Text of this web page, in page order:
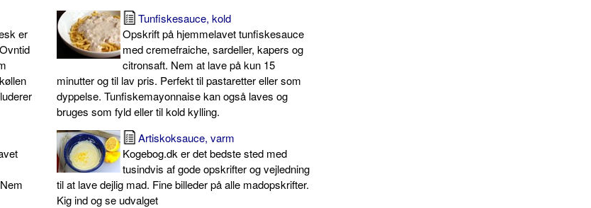
er
Tunfiskesauce, kold
Opskrift på hjemmelavet tunfiskesauce
med cremefraiche, sardeller, kapers og
citronsaft. Nem at lave på kun 15
minutter og til lav pris. Perfekt til pastaretter eller som
dyppelse. Tunfiskemayonnaise kan også laves og
bruges som fyld eller til kold kylling.
Artiskoksauce, varm
Kogebog.dk er det bedste sted med
tusindvis af gode opskrifter og vejledning
til at lave dejlig mad. Fine billeder på alle madopskrifter.
Kig ind og se udvalget